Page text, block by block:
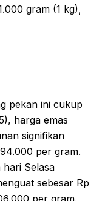
gram (1 kg),
pekan ini cukup
harga emas
signifikan
per gram.
Selasa
sebesar Rp
per gram.